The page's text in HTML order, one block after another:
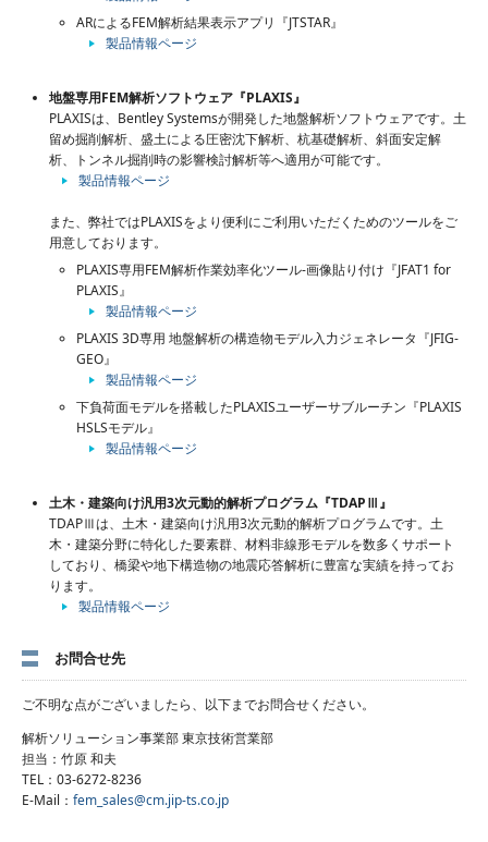
ARによるFEM解析結果表示アプリ『JTSTAR』
製品情報ページ
地盤専用FEM解析ソフトウェア『PLAXIS』
PLAXISは、Bentley Systemsが開発した地盤解析ソフトウェアです。土
留め掘削解析、盛土による圧密沈下解析、杭基礎解析、斜面安定解
析、トンネル掘削時の影響検討解析等へ適用が可能です。
製品情報ページ
また、弊社ではPLAXISをより便利にご利用いただくためのツールをご
用意しております。
PLAXIS専用FEM解析作業効率化ツール-画像貼り付け『JFAT1 for
PLAXIS』
製品情報ページ
PLAXIS 3D専用 地盤解析の構造物モデル入力ジェネレータ『JFIG-
GEO』
製品情報ページ
下負荷面モデルを搭載したPLAXISユーザーサブルーチン『PLAXIS
HSLSモデル』
製品情報ページ
土木・建築向け汎用3次元動的解析プログラム『TDAPⅢ』
TDAPⅢは、土木・建築向け汎用3次元動的解析プログラムです。土
木・建築分野に特化した要素群、材料非線形モデルを数多くサポート
しており、橋梁や地下構造物の地震応答解析に豊富な実績を持ってお
ります。
製品情報ページ
お問合せ先
ご不明な点がございましたら、以下までお問合せください。
解析ソリューション事業部 東京技術営業部
担当：竹原 和夫
TEL：03-6272-8236
E-Mail： fem_sales@cm.jip-ts.co.jp